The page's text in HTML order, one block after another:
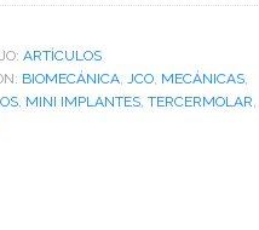
ARTÌCULOS
BIOMECÁNICA, JCO, MECÁNICAS,
, MINI IMPLANTES, TERCERMOLAR,